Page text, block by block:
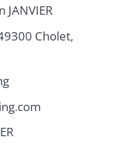
JANVIER
Cholet,